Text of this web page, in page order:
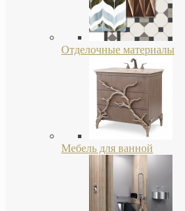
Отделочные материалы
Мебель для ванной